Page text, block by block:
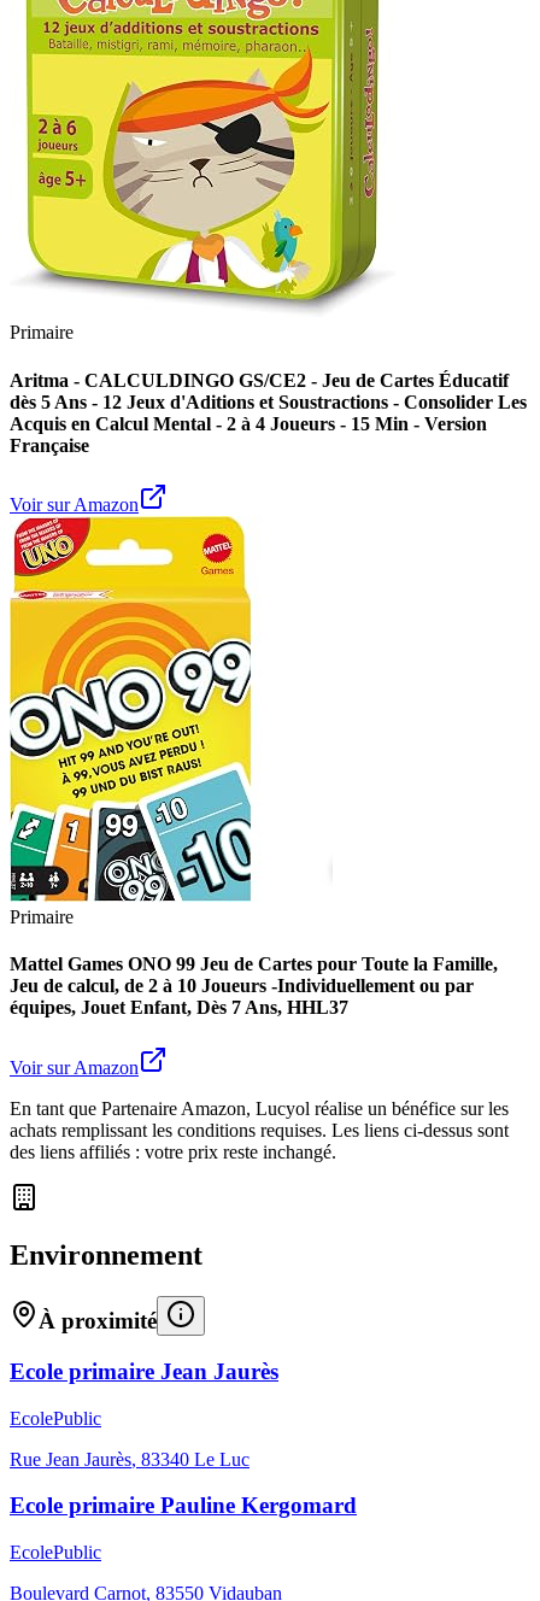
Primaire
Aritma - CALCULDINGO GS/CE2 - Jeu de Cartes Éducatif
dès 5 Ans - 12 Jeux d'Aditions et Soustractions - Consolider Les
Acquis en Calcul Mental - 2 à 4 Joueurs - 15 Min - Version
Française
Voir sur Amazon
Primaire
Mattel Games ONO 99 Jeu de Cartes pour Toute la Famille,
Jeu de calcul, de 2 à 10 Joueurs -Individuellement ou par
équipes, Jouet Enfant, Dès 7 Ans, HHL37
Voir sur Amazon
En tant que Partenaire Amazon, Lucyol réalise un bénéfice sur les
achats remplissant les conditions requises. Les liens ci-dessus sont
des liens affiliés : votre prix reste inchangé.
Environnement
À proximité
Ecole primaire Jean Jaurès
EcolePublic
Rue Jean Jaurès, 83340 Le Luc
Ecole primaire Pauline Kergomard
EcolePublic
Boulevard Carnot, 83550 Vidauban